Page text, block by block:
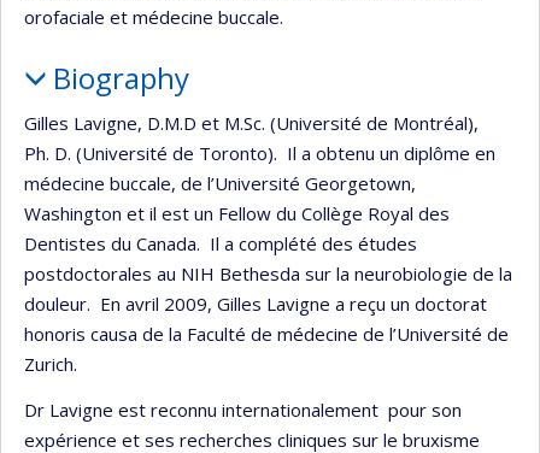
orofaciale et médecine buccale.
Biography
Gilles Lavigne, D.M.D et M.Sc. (Université de Montréal),
Ph. D. (Université de Toronto). Il a obtenu un diplôme en
médecine buccale, de l’Université Georgetown,
Washington et il est un Fellow du Collège Royal des
Dentistes du Canada. Il a complété des études
postdoctorales au NIH Bethesda sur la neurobiologie de la
douleur. En avril 2009, Gilles Lavigne a reçu un doctorat
honoris causa de la Faculté de médecine de l’Université de
Zurich.
Dr Lavigne est reconnu internationalement pour son
expérience et ses recherches cliniques sur le bruxisme